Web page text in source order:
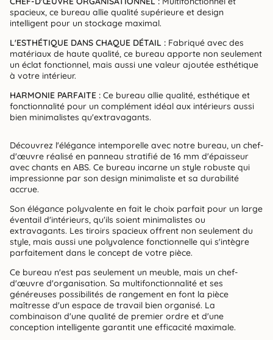
spacieux, ce bureau allie qualité supérieure et design
intelligent pour un stockage maximal.
L'ESTHÉTIQUE DANS CHAQUE DÉTAIL : Fabriqué avec des
matériaux de haute qualité, ce bureau apporte non seulement
un éclat fonctionnel, mais aussi une valeur ajoutée esthétique
à votre intérieur.
HARMONIE PARFAITE : Ce bureau allie qualité, esthétique et
fonctionnalité pour un complément idéal aux intérieurs aussi
bien minimalistes qu'extravagants.
Découvrez l'élégance intemporelle avec notre bureau, un chef-
d'œuvre réalisé en panneau stratifié de 16 mm d'épaisseur
avec chants en ABS. Ce bureau incarne un style robuste qui
impressionne par son design minimaliste et sa durabilité
accrue.
Son élégance polyvalente en fait le choix parfait pour un large
éventail d'intérieurs, qu'ils soient minimalistes ou
extravagants. Les tiroirs spacieux offrent non seulement du
style, mais aussi une polyvalence fonctionnelle qui s'intègre
parfaitement dans le concept de votre pièce.
Ce bureau n'est pas seulement un meuble, mais un chef-
d'œuvre d'organisation. Sa multifonctionnalité et ses
généreuses possibilités de rangement en font la pièce
maîtresse d'un espace de travail bien organisé. La
combinaison d'une qualité de premier ordre et d'une
conception intelligente garantit une efficacité maximale.